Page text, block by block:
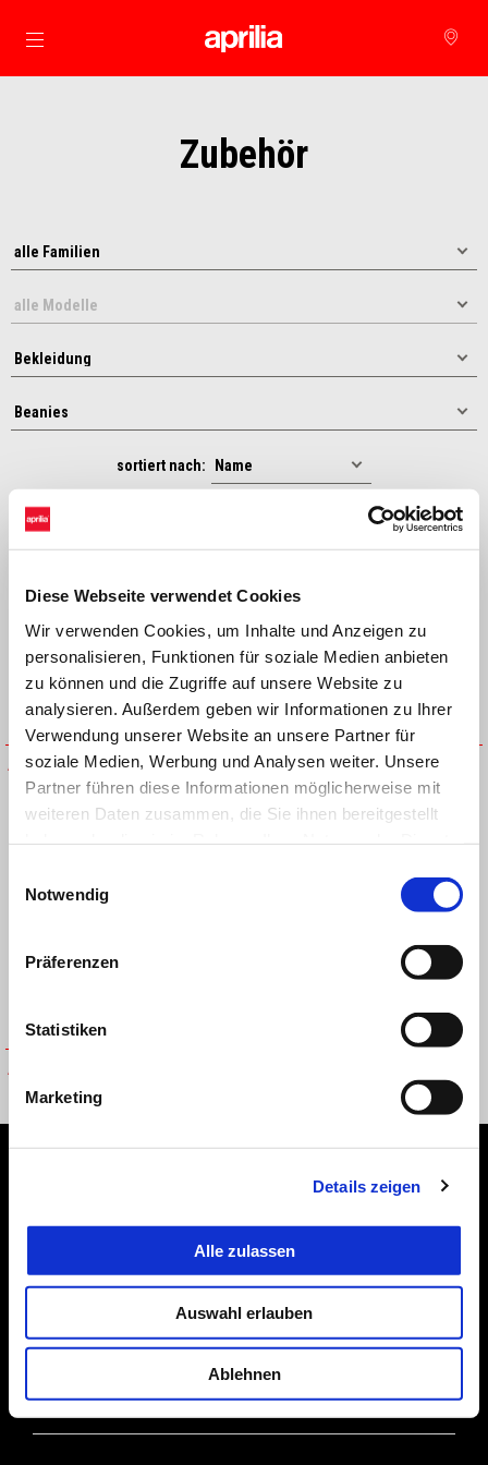
Diese Webseite verwendet Cookies
Wir verwenden Cookies, um Inhalte und Anzeigen zu
personalisieren, Funktionen für soziale Medien anbieten
zu können und die Zugriffe auf unsere Website zu
analysieren. Außerdem geben wir Informationen zu Ihrer
Verwendung unserer Website an unsere Partner für
soziale Medien, Werbung und Analysen weiter. Unsere
Partner führen diese Informationen möglicherweise mit
weiteren Daten zusammen, die Sie ihnen bereitgestellt
Notwendig
Präferenzen
Statistiken
Marketing
Details zeigen
Alle zulassen
Auswahl erlauben
Ablehnen
zurück zum Hauptinhalt
Zubehör
sortiert nach:
APRILIA BLK TIGER BOBBLE
BEANIE
APRILIA CUFF BEANIE
JACQUARD
AR NE TEAM WIDE CUFF
BEANIE CAP BLK
ZUBEHÖR